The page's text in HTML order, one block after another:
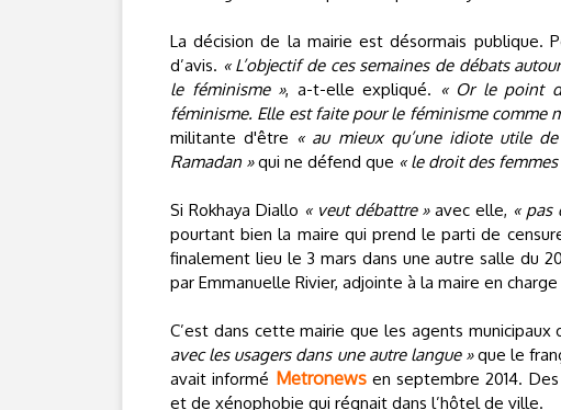
La décision de la mairie est désormais publique.
d’avis. « L’objectif de ces semaines de débats
le féminisme », a-t-elle expliqué. « Or le point
féminisme. Elle est faite pour le féminisme comme
militante d'être « au mieux qu’une idiote utile
Ramadan »qui ne défend que « le droit des
Si Rokhaya Diallo « veut débattre »avec elle, « pas
pourtant bien la maire qui prend le parti de
finalement lieu le 3 mars dans une autre salle du
par Emmanuelle Rivier, adjointe à la maire en
C’est dans cette mairie que les agents
avec les usagers dans une autre langue »que le
avait informé Metronewsen septembre 2014.
et de xénophobie qui régnait dans l’hôtel de ville.